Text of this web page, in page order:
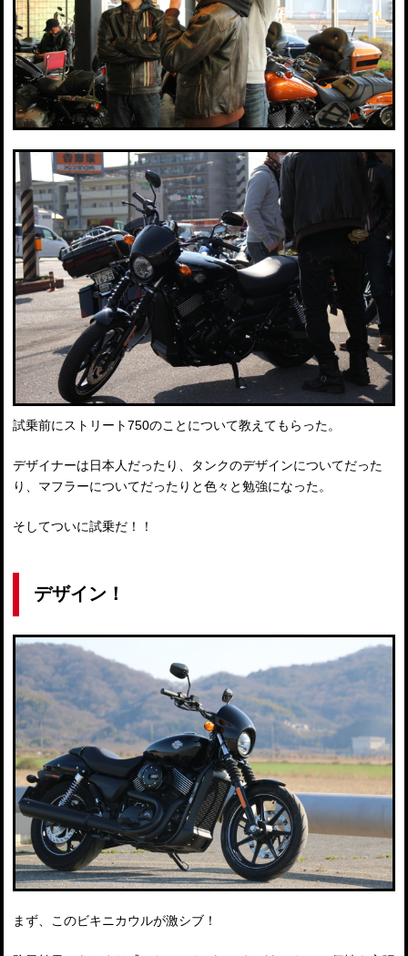
試乗前にストリート750のことについて教えてもらった。
デザイナーは日本人だったり、タンクのデザインについてだった
り、マフラーについてだったりと色々と勉強になった。
そしてついに試乗だ！！
デザイン！
まず、このビキニカウルが激シブ！